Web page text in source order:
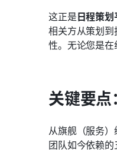
这正是日程策划
相关方从策划
性。无论您是
关键要
从旗舰（服务
团队如今依赖的